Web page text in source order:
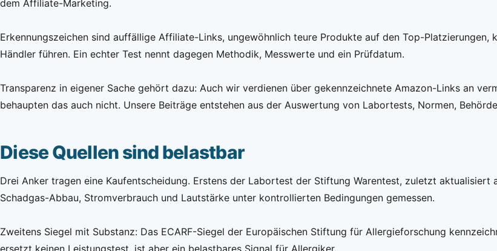
dem Affiliate-Marketing.
Erkennungszeichen sind auffällige Affiliate-Links, ungewöhnlich teure Produkte auf den Top-
Händler führen. Ein echter Test nennt dagegen Methodik, Messwerte und ein Prüfdatum.
Transparenz in eigener Sache gehört dazu: Auch wir verdienen über gekennzeichnete Amazon-Links an
behaupten das auch nicht. Unsere Beiträge entstehen aus der Auswertung von Labortests, Normen,
Diese Quellen sind belastbar
Drei Anker tragen eine Kaufentscheidung. Erstens der Labortest der Stiftung Warentest, zuletzt
Schadgas-Abbau, Stromverbrauch und Lautstärke unter kontrollierten Bedingungen gemessen.
Zweitens Siegel mit Substanz: Das ECARF-Siegel der Europäischen Stiftung für Allergieforschung
ersetzt keinen Leistungstest, ist aber ein belastbares Signal für Allergiker.